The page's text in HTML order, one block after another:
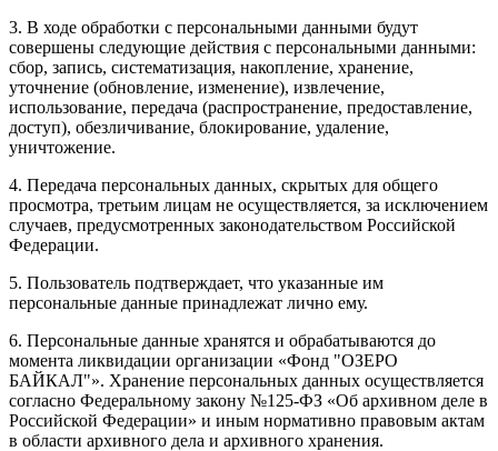
3. В ходе обработки с персональными данными будут
совершены следующие действия с персональными данными:
сбор, запись, систематизация, накопление, хранение,
уточнение (обновление, изменение), извлечение,
использование, передача (распространение, предоставление,
доступ), обезличивание, блокирование, удаление,
уничтожение.
4. Передача персональных данных, скрытых для общего
просмотра, третьим лицам не осуществляется, за исключением
случаев, предусмотренных законодательством Российской
Федерации.
5. Пользователь подтверждает, что указанные им
персональные данные принадлежат лично ему.
6. Персональные данные хранятся и обрабатываются до
момента ликвидации организации «Фонд "ОЗЕРО
БАЙКАЛ"». Хранение персональных данных осуществляется
согласно Федеральному закону №125-ФЗ «Об архивном деле в
Российской Федерации» и иным нормативно правовым актам
в области архивного дела и архивного хранения.